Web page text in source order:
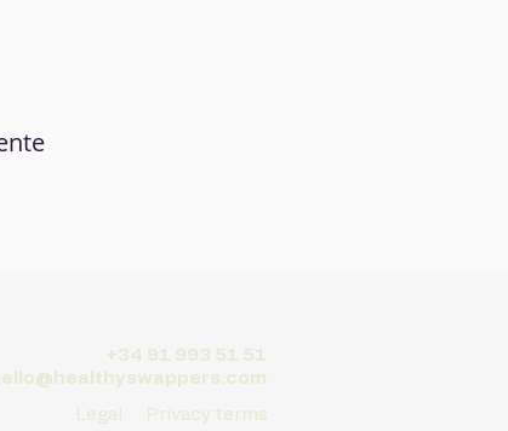
+34 91 993 51 51
Legal
Privacy terms